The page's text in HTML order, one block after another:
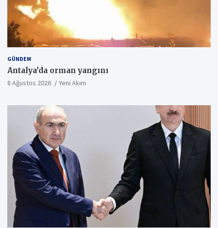
GÜNDEM
Antalya’da orman yangını
8 Ağustos 2026 Yeni Akım